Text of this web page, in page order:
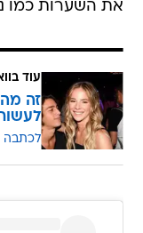
את השערות כמו
עוד
זה
לכתבה